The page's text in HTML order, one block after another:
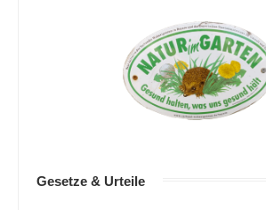
Gesetze & Urteile